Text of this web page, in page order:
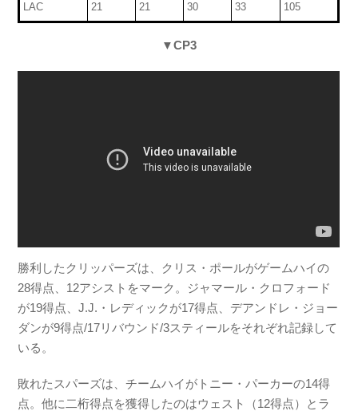
LAC 21 21 30 33 105
▼CP3
勝利したクリッパーズは、クリス・ポールがゲームハイの
28得点、12アシストをマーク。ジャマール・クロフォード
が19得点、J.J.・レディックが17得点、デアンドレ・ジョー
ダンが9得点/17リバウンド/3スティールをそれぞれ記録して
いる。
敗れたスパーズは、チームハイがトニー・パーカーの14得
点。他に二桁得点を獲得したのはウェスト（12得点）とラ